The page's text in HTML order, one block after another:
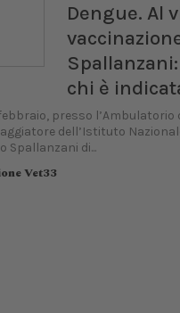
Dengue. Al
chi è
presso l’Ambulatorio
dell’Istituto
Spallanzani di...
Vet33